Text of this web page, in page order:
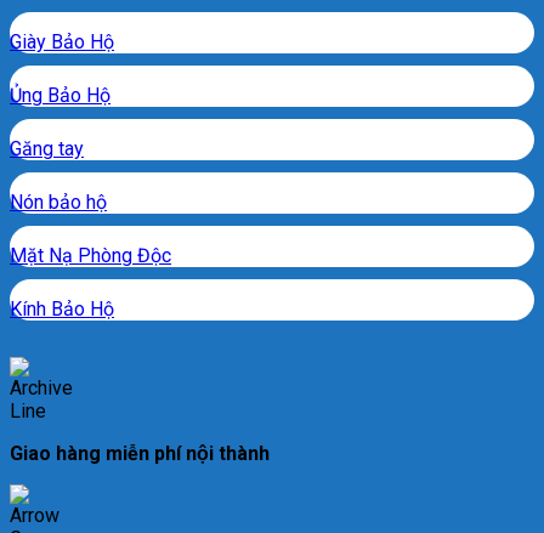
Giày Bảo Hộ
Ủng Bảo Hộ
Găng tay
Nón bảo hộ
Mặt Nạ Phòng Độc
Kính Bảo Hộ
Giao hàng miễn phí nội thành